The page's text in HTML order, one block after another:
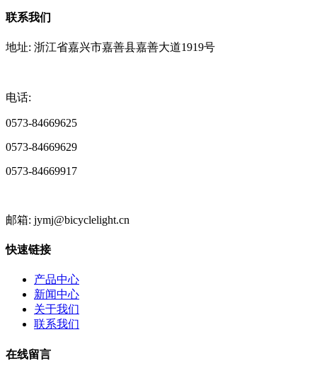
联系我们
地址: 浙江省嘉兴市嘉善县嘉善大道1919号
电话:
0573-84669625
0573-84669629
0573-84669917
邮箱: jymj@bicyclelight.cn
快速链接
产品中心
新闻中心
关于我们
联系我们
在线留言